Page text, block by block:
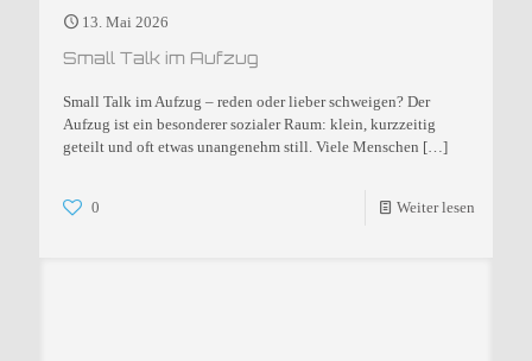
13. Mai 2026
Small Talk im Aufzug
Small Talk im Aufzug – reden oder lieber schweigen? Der
Aufzug ist ein besonderer sozialer Raum: klein, kurzzeitig
geteilt und oft etwas unangenehm still. Viele Menschen […]
0 Weiter lesen